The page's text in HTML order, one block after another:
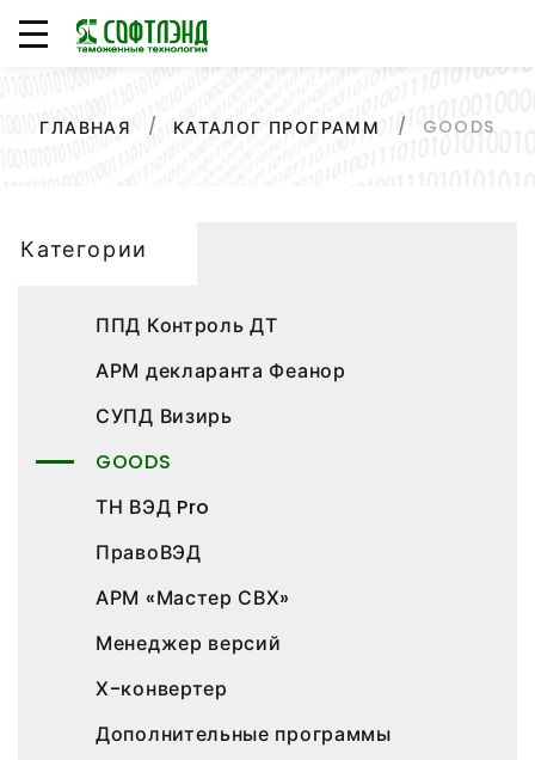
ГЛАВНАЯ КАТАЛОГ ПРОГРАММ GOODS
Категории
ППД Контроль ДТ
АРМ декларанта Феанор
СУПД Визирь
GOODS
ТН ВЭД Pro
ПравоВЭД
АРМ «Мастер СВХ»
Менеджер версий
Х-конвертер
Дополнительные программы